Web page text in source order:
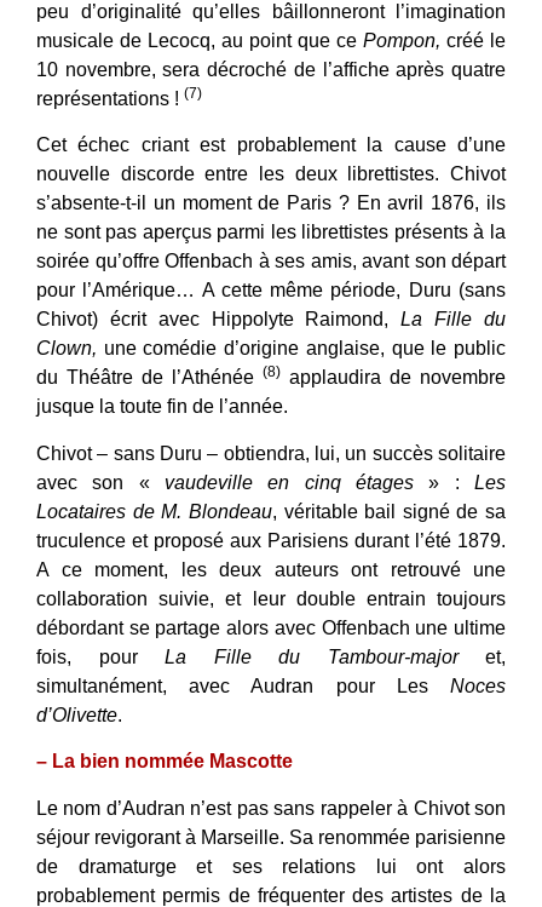
peu d’originalité qu’elles bâillonneront l’imagination
musicale de Lecocq, au point que ce Pompon, créé le
10 novembre, sera décroché de l’affiche après quatre
représentations ! (7)
Cet échec criant est probablement la cause d’une
nouvelle discorde entre les deux librettistes. Chivot
s’absente-t-il un moment de Paris ? En avril 1876, ils
ne sont pas aperçus parmi les librettistes présents à la
soirée qu’offre Offenbach à ses amis, avant son départ
pour l’Amérique… A cette même période, Duru (sans
Chivot) écrit avec Hippolyte Raimond,La Fille du
Clown, une comédie d’origine anglaise, que le public
du Théâtre de l’Athénée (8) applaudira de novembre
jusque la toute fin de l’année.
Chivot – sans Duru – obtiendra, lui, un succès solitaire
avec son « vaudeville en cinq étages » :Les
Locataires de M. Blondeau, véritable bail signé de sa
truculence et proposé aux Parisiens durant l’été 1879.
A ce moment, les deux auteurs ont retrouvé une
collaboration suivie, et leur double entrain toujours
débordant se partage alors avec Offenbach une ultime
fois, pour La Fille du Tambour-majoret,
simultanément, avec Audran pour Les Noces
d’Olivette.
– La bien nommée Mascotte
Le nom d’Audran n’est pas sans rappeler à Chivot son
séjour revigorant à Marseille. Sa renommée parisienne
de dramaturge et ses relations lui ont alors
probablement permis de fréquenter des artistes de la